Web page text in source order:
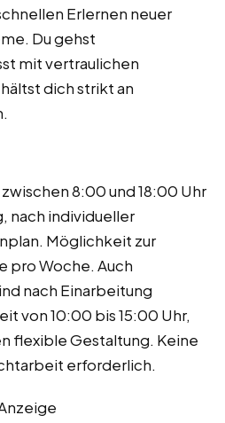
Erlernen neuer
Du gehst
mit vertraulichen
dich strikt an
8:00 und 18:00 Uhr
nach individueller
Möglichkeit zur
pro Woche. Auch
nach Einarbeitung
von 10:00 bis 15:00 Uhr,
flexible Gestaltung. Keine
erforderlich.